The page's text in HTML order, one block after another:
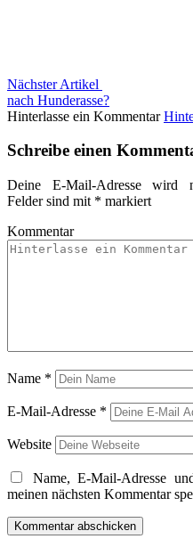
Nächster Artikel
nach Hunderasse?
Hinterlasse ein Kommentar
Schreibe einen
Deine E-Mail-Adresse wird
Felder sind mit * markiert
Name *
E-Mail-Adresse *
Website
Name, E-Mail-Adresse
meinen nächsten Kommentar